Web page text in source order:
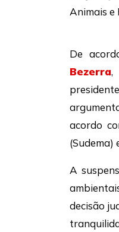
Animais e
De
Bezerra,
acordo
(Sudema)
A
decisão